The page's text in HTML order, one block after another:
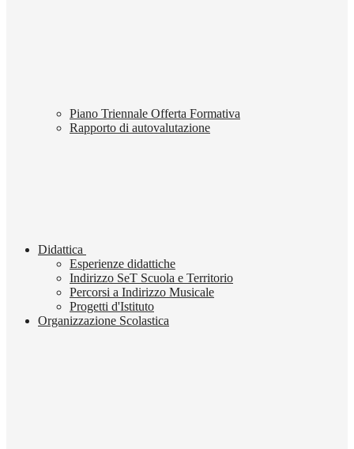
Piano Triennale Offerta Formativa
Rapporto di autovalutazione
Didattica
Esperienze didattiche
Indirizzo SeT Scuola e Territorio
Percorsi a Indirizzo Musicale
Progetti d'Istituto
Organizzazione Scolastica